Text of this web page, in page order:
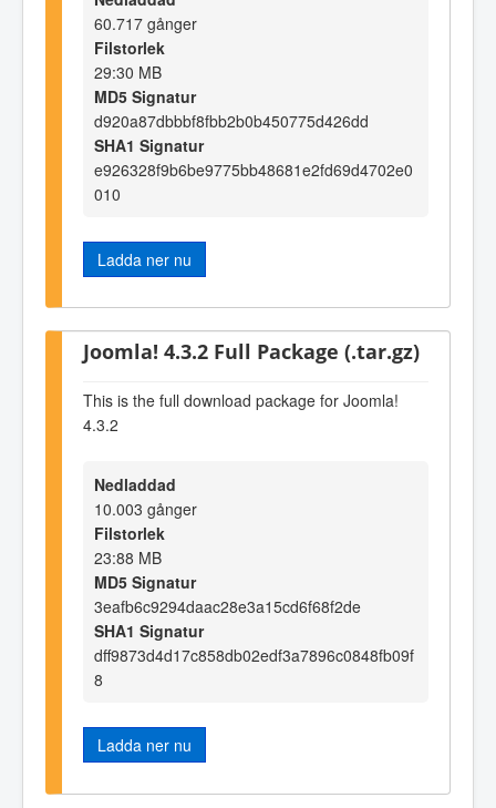
60.717 gånger
Filstorlek
29:30 MB
MD5 Signatur
d920a87dbbbf8fbb2b0b450775d426dd
SHA1 Signatur
e926328f9b6be9775bb48681e2fd69d4702e0
010
Ladda ner nu
Joomla! 4.3.2 Full Package (.tar.gz)
This is the full download package for Joomla!
4.3.2
Nedladdad
10.003 gånger
Filstorlek
23:88 MB
MD5 Signatur
3eafb6c9294daac28e3a15cd6f68f2de
SHA1 Signatur
dff9873d4d17c858db02edf3a7896c0848fb09f
8
Ladda ner nu